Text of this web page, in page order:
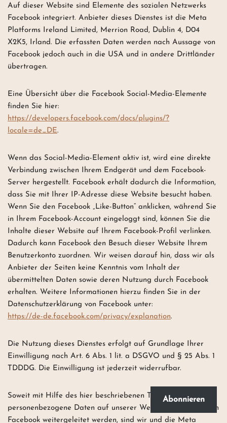
Auf dieser Website sind Elemente des sozialen Netzwerks
Facebook integriert. Anbieter dieses Dienstes ist die Meta
Platforms Ireland Limited, Merrion Road, Dublin 4, D04
X2K5, Irland. Die erfassten Daten werden nach Aussage von
Facebook jedoch auch in die USA und in andere Drittländer
übertragen.
Eine Übersicht über die Facebook Social-Media-Elemente
finden Sie hier:
https://developers.facebook.com/docs/plugins/?
locale=de_DE.
Wenn das Social-Media-Element aktiv ist, wird eine direkte
Verbindung zwischen Ihrem Endgerät und dem Facebook-
Server hergestellt. Facebook erhält dadurch die Information,
dass Sie mit Ihrer IP-Adresse diese Website besucht haben.
Wenn Sie den Facebook „Like-Button“ anklicken, während Sie
in Ihrem Facebook-Account eingeloggt sind, können Sie die
Inhalte dieser Website auf Ihrem Facebook-Profil verlinken.
Dadurch kann Facebook den Besuch dieser Website Ihrem
Benutzerkonto zuordnen. Wir weisen darauf hin, dass wir als
Anbieter der Seiten keine Kenntnis vom Inhalt der
übermittelten Daten sowie deren Nutzung durch Facebook
erhalten. Weitere Informationen hierzu finden Sie in der
Datenschutzerklärung von Facebook unter:
https://de-de.facebook.com/privacy/explanation.
Die Nutzung dieses Dienstes erfolgt auf Grundlage Ihrer
Einwilligung nach Art. 6 Abs. 1 lit. a DSGVO und § 25 Abs. 1
TDDDG. Die Einwilligung ist jederzeit widerrufbar.
Soweit mit Hilfe des hier beschriebenen Tools
personenbezogene Daten auf unserer Website erfasst und an
Facebook weitergeleitet werden, sind wir und die Meta
Abonnieren